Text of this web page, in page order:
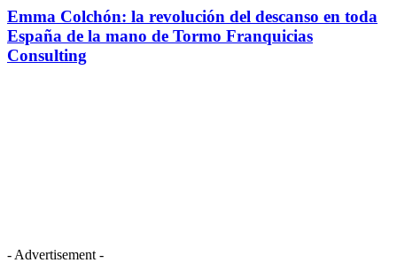
Emma Colchón: la revolución del descanso en toda
España de la mano de Tormo Franquicias
Consulting
- Advertisement -